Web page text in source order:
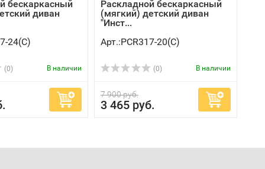
бескаркасный
диван
24(C)
(0) В наличии
Раскладной бескаркасный
(мягкий) детский диван
"Инст...
Арт.:PCR317-20(C)
(0) В наличии
7 900 руб.
3 465 руб.